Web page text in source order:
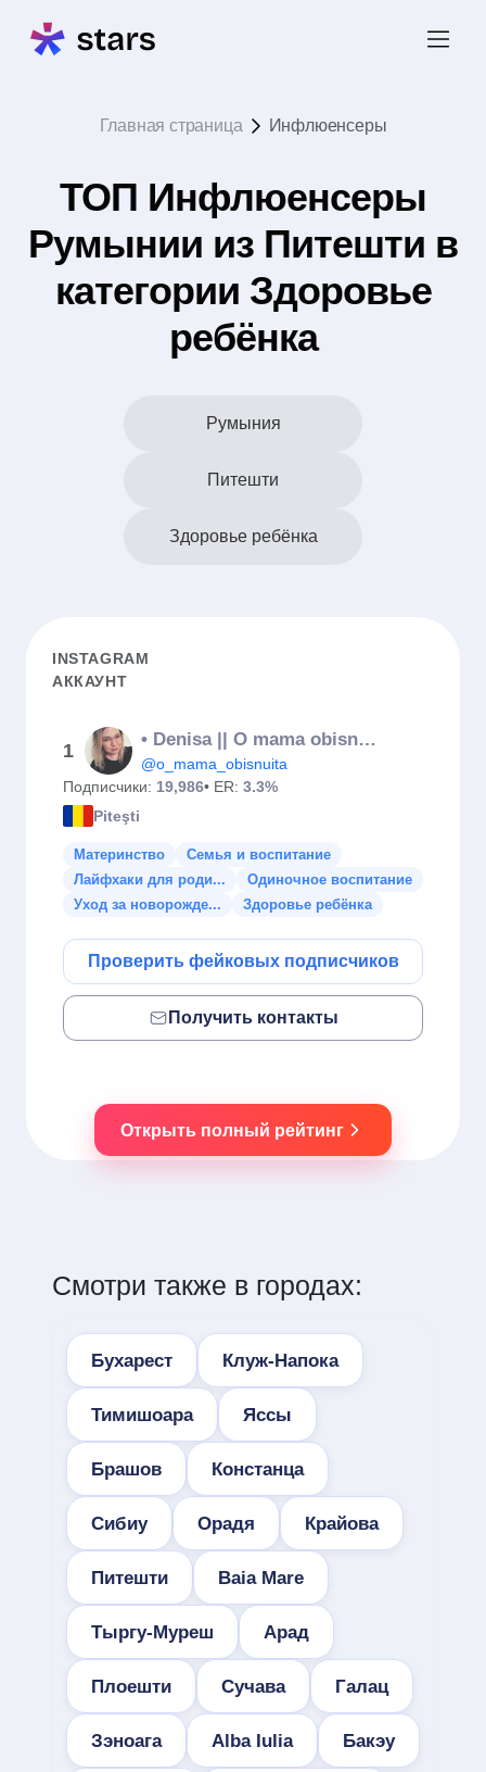
Главная страница Инфлюенсеры
ТОП Инфлюенсеры
Румынии из Питешти в
категории Здоровье
ребёнка
Румыния
Питешти
Здоровье ребёнка
INSTAGRAM
АККАУНТ
1
• Denisa || O mama obisnuita •
@o_mama_obisnuita
Подписчики: 19,986• ER: 3.3%
Piteşti
Материнство
Семья и воспитание
Лайфхаки для роди...
Одиночное воспитание
Уход за новорожде...
Здоровье ребёнка
Проверить фейковых подписчиков
Получить контакты
Открыть полный рейтинг
Смотри также в городах:
Бухарест Клуж-Напока
Тимишоара Яссы
Брашов Констанца
Сибиу Орадя Крайова
Питешти Baia Mare
Тыргу-Муреш Арад
Плоешти Сучава Галац
Зэноага Alba Iulia Бакэу